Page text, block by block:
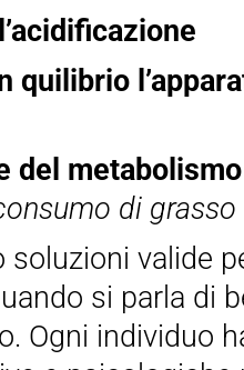
quilibrio
del
di
soluzioni valide
si parla di
Ogni individuo